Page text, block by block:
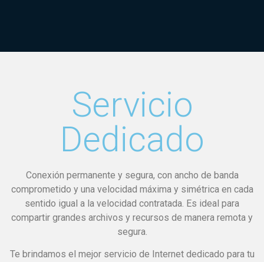
Servicio
Dedicado
Conexión permanente y segura, con ancho de banda
comprometido y una velocidad máxima y simétrica en cada
sentido igual a la velocidad contratada. Es ideal para
compartir grandes archivos y recursos de manera remota y
segura.
Te brindamos el mejor servicio de Internet dedicado para tu